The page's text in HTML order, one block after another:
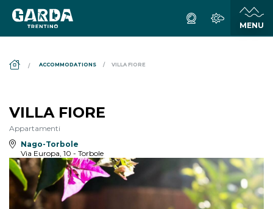
ACCOMMODATIONS VILLA FIORE
VILLA FIORE
Appartamenti
Nago-Torbole
Via Europa, 10 - Torbole